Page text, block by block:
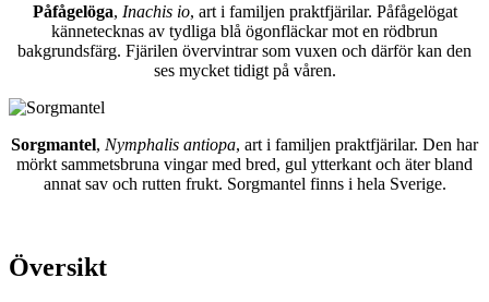
Påfågelöga, Inachis io, art i familjen praktfjärilar. Påfågelögat
kännetecknas av tydliga blå ögonfläckar mot en rödbrun
bakgrundsfärg. Fjärilen övervintrar som vuxen och därför kan den
ses mycket tidigt på våren.
Sorgmantel, Nymphalis antiopa, art i familjen praktfjärilar. Den har
mörkt sammetsbruna vingar med bred, gul ytterkant och äter bland
annat sav och rutten frukt. Sorgmantel finns i hela Sverige.
Översikt